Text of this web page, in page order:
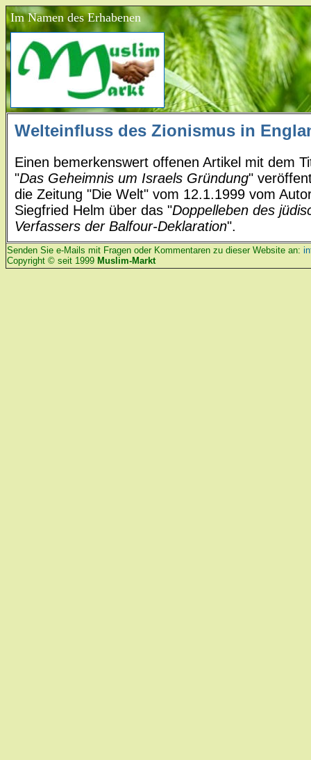
Im Namen des Erhabenen
Welteinfluss des Zionismus in
Einen bemerkenswert offenen Artikel mit dem
"Das Geheimnis um Israels Gründung"
die Zeitung "Die Welt" vom 12.1.1999 vom
Siegfried Helm über das "Doppelleben des
Verfassers der Balfour-Deklaration".
Senden Sie e-Mails mit Fragen oder Kommentaren zu dieser Website an:
Copyright © seit 1999 Muslim-Markt